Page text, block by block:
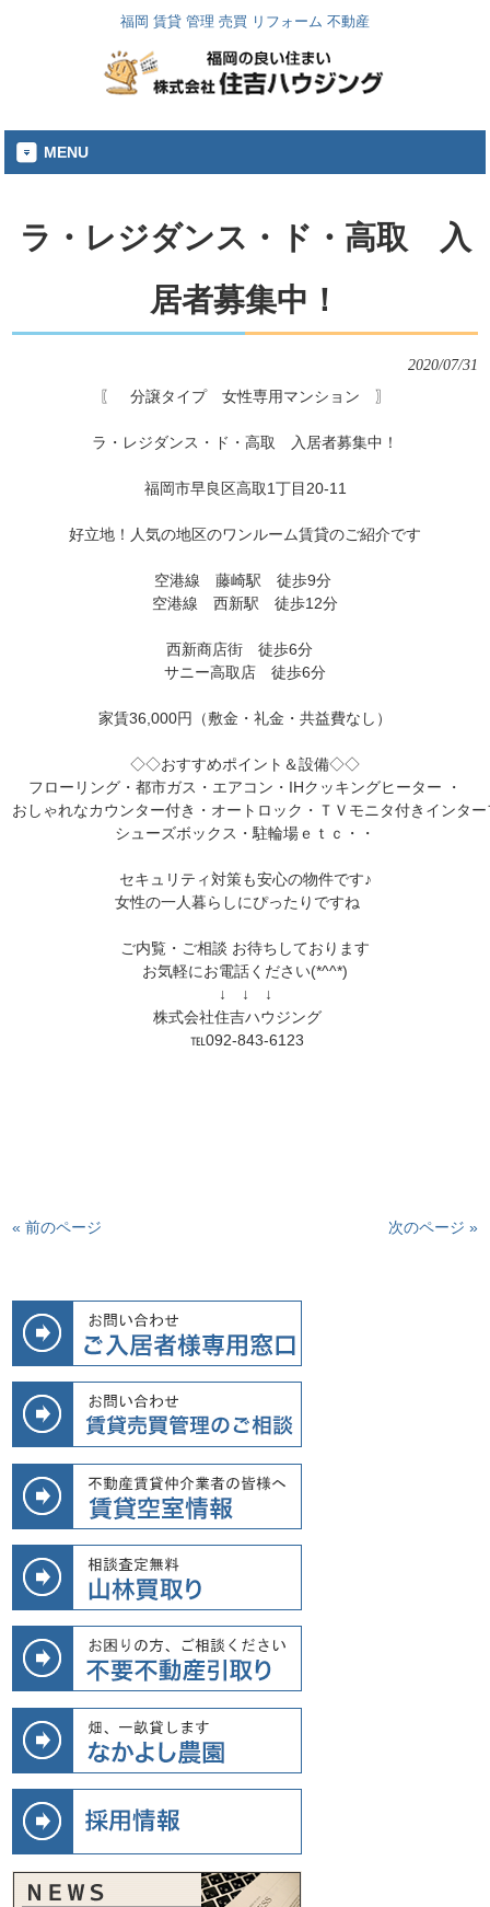
福岡 賃貸 管理 売買 リフォーム 不動産
MENU
ラ・レジダンス・ド・高取 入
居者募集中！
2020/07/31
〖　分譲タイプ　女性専用マンション　〗
ラ・レジダンス・ド・高取　入居者募集中！
福岡市早良区高取1丁目20-11
好立地！人気の地区のワンルーム賃貸のご紹介です
空港線　藤崎駅　徒歩9分
空港線　西新駅　徒歩12分
西新商店街　徒歩6分
サニー高取店　徒歩6分
家賃36,000円（敷金・礼金・共益費なし）
◇◇おすすめポイント＆設備◇◇
フローリング・都市ガス・エアコン・IHクッキングヒーター ・
おしゃれなカウンター付き・ オートロック・ＴＶモニタ付きインタ
シューズボックス・駐輪場ｅｔｃ・・
セキュリティ対策も安心の物件です♪
女性の一人暮らしにぴったりですね
ご内覧・ご相談 お待ちしております
お気軽にお電話ください(*^^*)
↓　↓　↓
株式会社住吉ハウジング
« 前のページ 次のページ »